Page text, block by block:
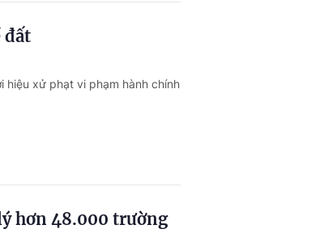
đất
hiệu xử phạt vi phạm hành chính
hơn 48.000 trường